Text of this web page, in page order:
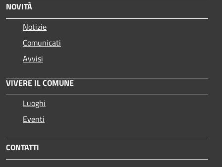
NOVITÀ
Notizie
Comunicati
Avvisi
VIVERE IL COMUNE
Luoghi
Eventi
CONTATTI